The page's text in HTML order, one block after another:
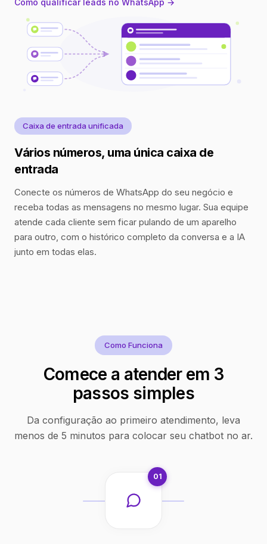
Como qualificar leads no WhatsApp →
Caixa de entrada unificada
Vários números, uma única caixa de
entrada
Conecte os números de WhatsApp do seu negócio e
receba todas as mensagens no mesmo lugar. Sua equipe
atende cada cliente sem ficar pulando de um aparelho
para outro, com o histórico completo da conversa e a IA
junto em todas elas.
Como Funciona
Comece a atender em 3
passos simples
Da configuração ao primeiro atendimento, leva
menos de 5 minutos para colocar seu chatbot no ar.
01